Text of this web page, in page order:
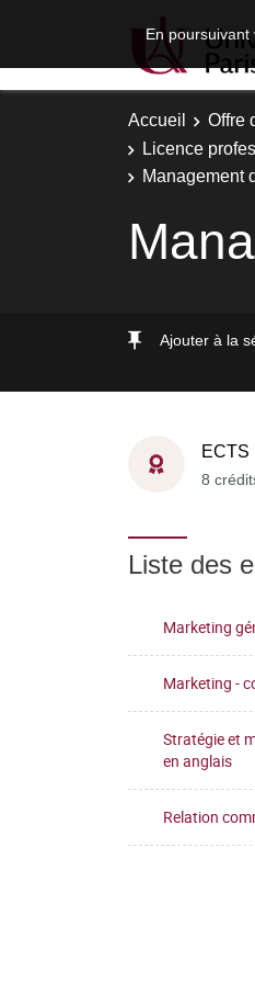
En
Accueil Offre
Licence
Management
Ajouter à la
ECTS
8
Liste des
Marketing
Marketing -
Stratégie et
en anglais
Relation